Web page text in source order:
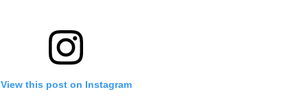
View this post on Instagram